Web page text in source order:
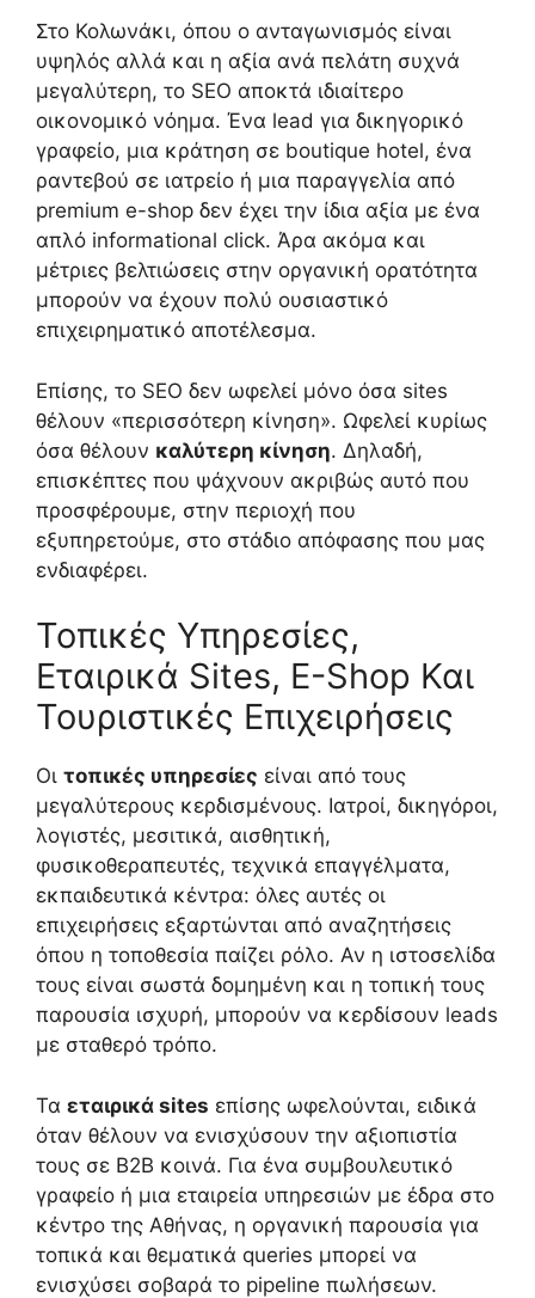
Στο Κολωνάκι, όπου ο ανταγωνισμός είναι
υψηλός αλλά και η αξία ανά πελάτη συχνά
μεγαλύτερη, το SEO αποκτά ιδιαίτερο
οικονομικό νόημα. Ένα lead για δικηγορικό
γραφείο, μια κράτηση σε boutique hotel, ένα
ραντεβού σε ιατρείο ή μια παραγγελία από
premium e-shop δεν έχει την ίδια αξία με ένα
απλό informational click. Άρα ακόμα και
μέτριες βελτιώσεις στην οργανική ορατότητα
μπορούν να έχουν πολύ ουσιαστικό
επιχειρηματικό αποτέλεσμα.
Επίσης, το SEO δεν ωφελεί μόνο όσα sites
θέλουν «περισσότερη κίνηση». Ωφελεί κυρίως
όσα θέλουν καλύτερη κίνηση. Δηλαδή,
επισκέπτες που ψάχνουν ακριβώς αυτό που
προσφέρουμε, στην περιοχή που
εξυπηρετούμε, στο στάδιο απόφασης που μας
ενδιαφέρει.
Τοπικές Υπηρεσίες,
Εταιρικά Sites, E-Shop Και
Τουριστικές Επιχειρήσεις
Οι τοπικές υπηρεσίες είναι από τους
μεγαλύτερους κερδισμένους. Ιατροί, δικηγόροι,
λογιστές, μεσιτικά, αισθητική,
φυσικοθεραπευτές, τεχνικά επαγγέλματα,
εκπαιδευτικά κέντρα: όλες αυτές οι
επιχειρήσεις εξαρτώνται από αναζητήσεις
όπου η τοποθεσία παίζει ρόλο. Αν η ιστοσελίδα
τους είναι σωστά δομημένη και η τοπική τους
παρουσία ισχυρή, μπορούν να κερδίσουν leads
με σταθερό τρόπο.
Τα εταιρικά sites επίσης ωφελούνται, ειδικά
όταν θέλουν να ενισχύσουν την αξιοπιστία
τους σε B2B κοινά. Για ένα συμβουλευτικό
γραφείο ή μια εταιρεία υπηρεσιών με έδρα στο
κέντρο της Αθήνας, η οργανική παρουσία για
τοπικά και θεματικά queries μπορεί να
ενισχύσει σοβαρά το pipeline πωλήσεων.